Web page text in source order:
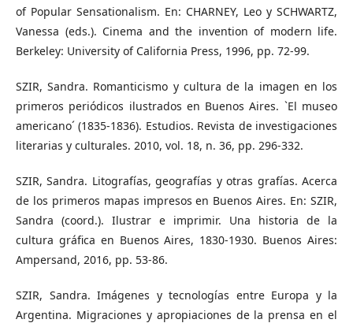
of Popular Sensationalism. En: CHARNEY, Leo y SCHWARTZ,
Vanessa (eds.). Cinema and the invention of modern life.
Berkeley: University of California Press, 1996, pp. 72-99.
SZIR, Sandra. Romanticismo y cultura de la imagen en los
primeros periódicos ilustrados en Buenos Aires. `El museo
americano´ (1835-1836). Estudios. Revista de investigaciones
literarias y culturales. 2010, vol. 18, n. 36, pp. 296-332.
SZIR, Sandra. Litografías, geografías y otras grafías. Acerca
de los primeros mapas impresos en Buenos Aires. En: SZIR,
Sandra (coord.). Ilustrar e imprimir. Una historia de la
cultura gráfica en Buenos Aires, 1830-1930. Buenos Aires:
Ampersand, 2016, pp. 53-86.
SZIR, Sandra. Imágenes y tecnologías entre Europa y la
Argentina. Migraciones y apropiaciones de la prensa en el